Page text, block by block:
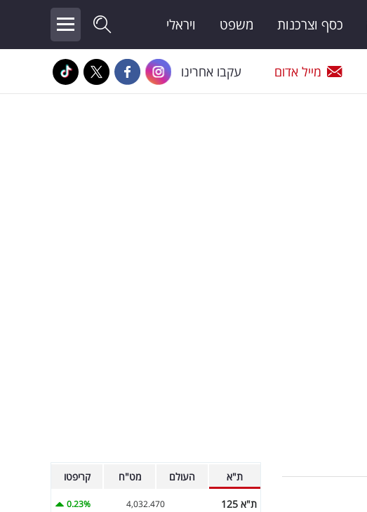
כסף וצרכנות משפט ויראלי
מייל אדום עקבו אחרינו
ת"א העולם מט"ח קריפטו
ת"א 125 4,032.470
0.23%